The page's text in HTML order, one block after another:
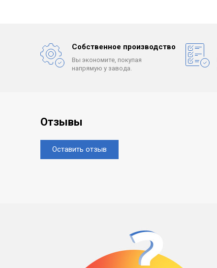
Собственное производство
Вы экономите, покупая
напрямую у завода.
Отзывы
Оставить отзыв